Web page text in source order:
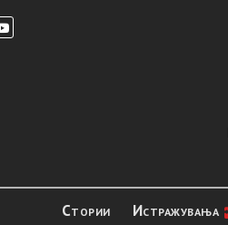
Стории Истражувањa